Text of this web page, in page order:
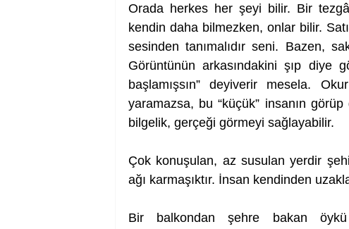
Orada herkes her şeyi bilir. Bir
kendin daha bilmezken, onlar bilir.
sesinden tanımalıdır seni. Bazen,
Görüntünün arkasındakini şıp diye
başlamışsın” deyiverir mesela.
yaramazsa, bu “küçük” insanın
bilgelik, gerçeği görmeyi sağlayabilir.
Çok konuşulan, az susulan yerdir
ağı karmaşıktır. İnsan kendinden
Bir balkondan şehre bakan öykü